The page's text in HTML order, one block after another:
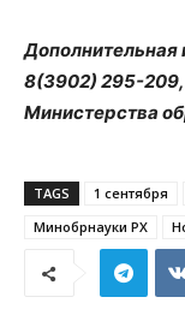
8(3902) 295-
Министерства
TAGS 1 сентября
Минобрнауки РХ